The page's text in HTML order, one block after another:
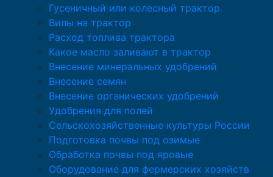
Гусеничный или колесный трактор
Вилы на трактор
Расход топлива трактора
Какое масло заливают в трактор
Внесение минеральных удобрений
Внесение семян
Внесение органических удобрений
Удобрения для полей
Сельскохозяйственные культуры России
Подготовка почвы под озимые
Обработка почвы под яровые
Оборудование для фермерских хозяйств